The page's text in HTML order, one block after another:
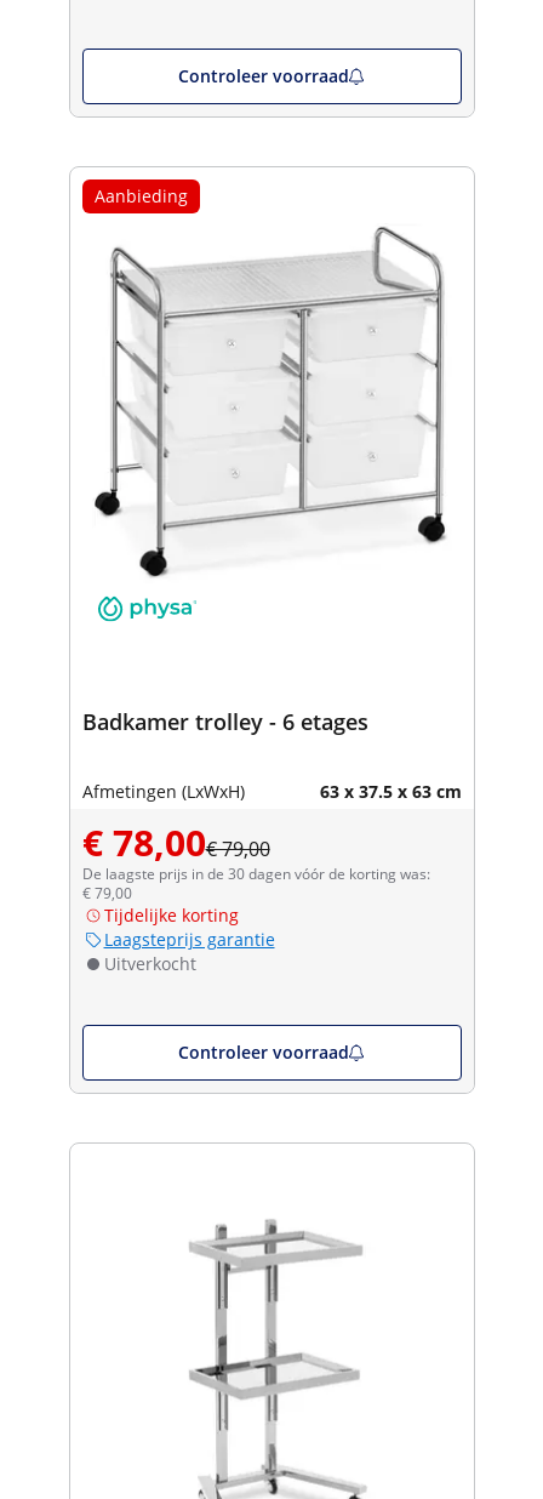
Controleer voorraad
Aanbieding
Badkamer trolley - 6 etages
Afmetingen (LxWxH) 63 x 37.5 x 63 cm
€ 78,00€ 79,00
De laagste prijs in de 30 dagen vóór de korting was:
€ 79,00
Tijdelijke korting
Laagsteprijs garantie
Uitverkocht
Controleer voorraad